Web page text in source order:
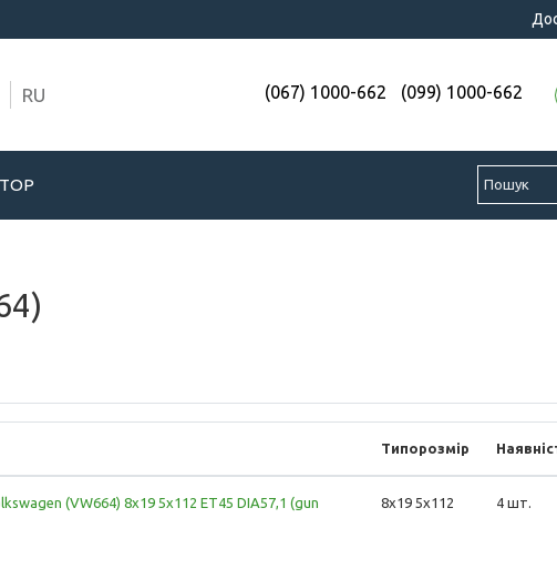
RU (067) 1000-662 (099) 1000-662
Типорозмір
(VW664) 8x19 5x112 ET45 DIA57,1 (gun
8x19 5x112 4 шт.